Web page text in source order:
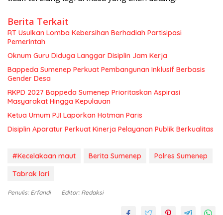
Berita Terkait
RT Usulkan Lomba Kebersihan Berhadiah Partisipasi
Pemerintah
Oknum Guru Diduga Langgar Disiplin Jam Kerja
Bappeda Sumenep Perkuat Pembangunan Inklusif Berbasis
Gender Desa
RKPD 2027 Bappeda Sumenep Prioritaskan Aspirasi
Masyarakat Hingga Kepulauan
Ketua Umum PJI Laporkan Hotman Paris
Disiplin Aparatur Perkuat Kinerja Pelayanan Publik Berkualitas
#Kecelakaan maut Berita Sumenep
Polres Sumenep
Tabrak lari
Penulis: Erfandi Editor: Redaksi